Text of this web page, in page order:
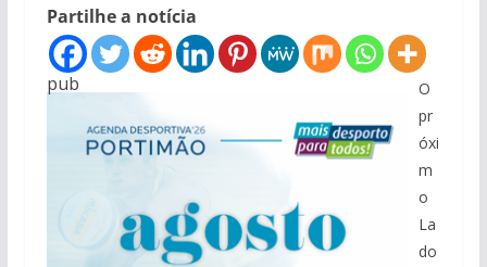
Partilhe a notícia
pub
O
pr
óxi
m
o
La
do